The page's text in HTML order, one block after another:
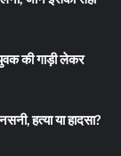
की गाड़ी लेकर
हत्या या हादसा?